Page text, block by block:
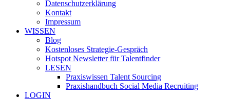
Datenschutzerklärung
Kontakt
Impressum
WISSEN
Blog
Kostenloses Strategie-Gespräch
Hotspot Newsletter für Talentfinder
LESEN
Praxiswissen Talent Sourcing
Praxishandbuch Social Media Recruiting
LOGIN